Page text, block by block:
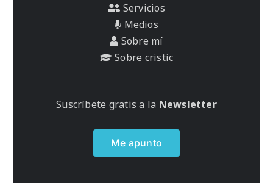
Servicios
Medios
Sobre mí
Sobre cristic
Suscríbete gratis a la Newsletter
Me apunto